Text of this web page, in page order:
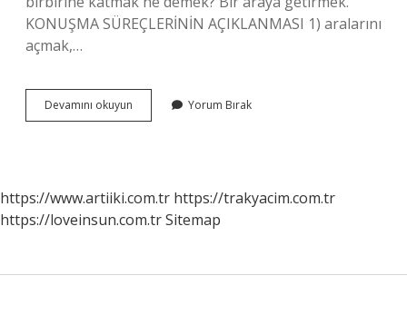
KONUŞMA SÜREÇLERİNİN AÇIKLANMASI 1) aralarını
açmak,…
Devamını okuyun
Kurcalayan
Yorum Bırak
https://www.artiiki.com.tr https://trakyacim.com.tr
https://loveinsun.com.trSitemap